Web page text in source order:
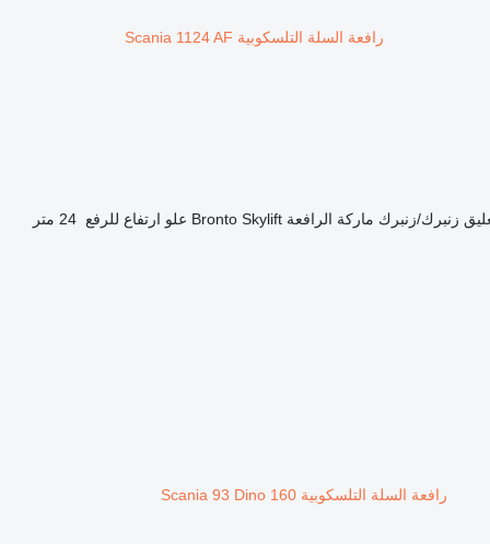
رافعة السلة التلسكوبية Scania 1124 AF
زنبرك/زنبرك ماركة الرافعة Bronto Skylift علو ارتفاع للرفع 24 متر
رافعة السلة التلسكوبية Scania 93 Dino 160